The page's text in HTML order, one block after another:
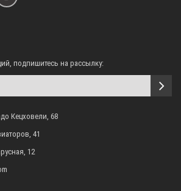
подпишитесь на рассылку:
Кецховели, 68
41
12